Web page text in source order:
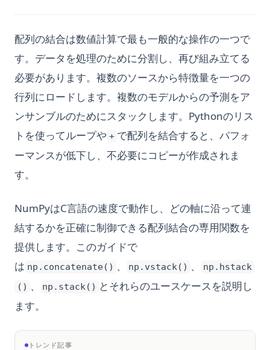
配列の結合は数値計算で最も一般的な操作の一つで
す。データを処理のために分割し、再び組み立てる
必要があります。複数のソースから特徴量を一つの
行列にロードします。複数のモデルからの予測をア
ンサンブルのためにスタックします。Pythonのリス
トを使ってループや + で配列を結合すると、パフォ
ーマンスが低下し、不必要にコピーが作成されま
す。
NumPyはC言語の速度で動作し、どの軸に沿って連
結するかを正確に制御できる配列結合の専用関数を
提供します。このガイドで
は np.concatenate() 、 np.vstack() 、
np.hstack
() 、 np.stack() とそれらのユースケースを説明し
ます。
トレンド記事